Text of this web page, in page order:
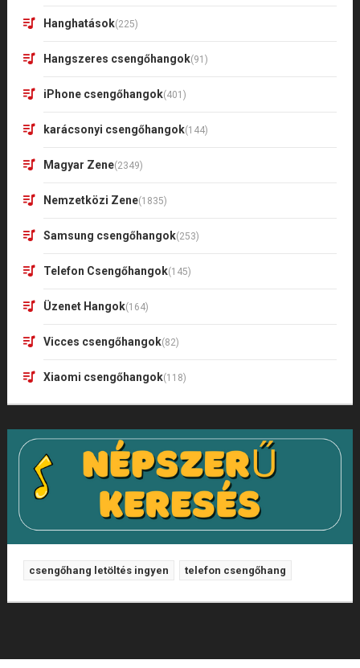
Hanghatások(225)
Hangszeres csengőhangok(91)
iPhone csengőhangok(401)
karácsonyi csengőhangok(144)
Magyar Zene(2349)
Nemzetközi Zene(1835)
Samsung csengőhangok(253)
Telefon Csengőhangok(145)
Üzenet Hangok(164)
Vicces csengőhangok(82)
Xiaomi csengőhangok(118)
csengőhang letöltés ingyen telefon csengőhang